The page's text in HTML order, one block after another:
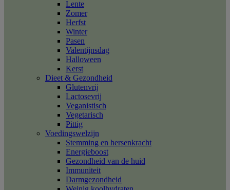
Lente
Zomer
Herfst
Winter
Pasen
Valentijnsdag
Halloween
Kerst
Dieet & Gezondheid
Glutenvrij
Lactosevrij
Veganistisch
Vegetarisch
Pittig
Voedingswelzijn
Stemming en hersenkracht
Energieboost
Gezondheid van de huid
Immuniteit
Darmgezondheid